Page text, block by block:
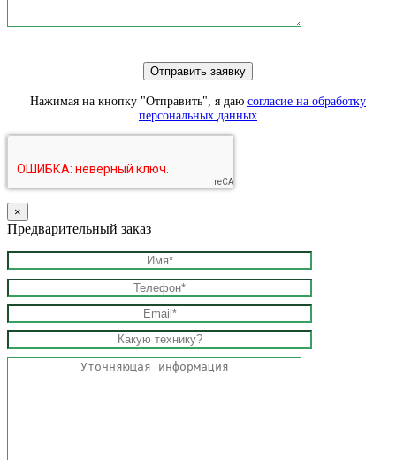
Нажимая на кнопку "Отправить", я даю согласие на обработку
персональных данных
×
Предварительный заказ